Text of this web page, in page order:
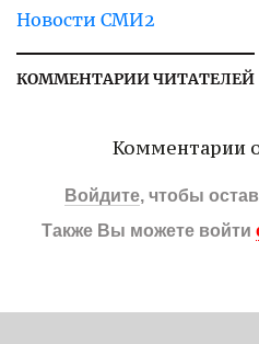
Новости СМИ2
КОММЕНТАРИИ ЧИТАТЕЛЕЙ
Комментарии
Войдите, чтобы
Также Вы можете войти